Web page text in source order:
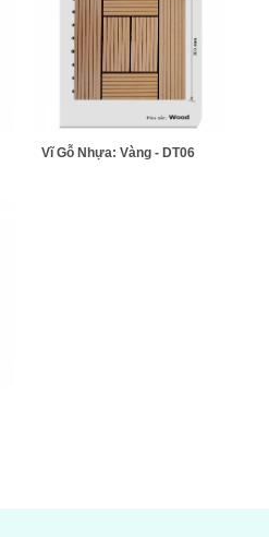
Vĩ Gỗ Nhựa: Vàng - DT06